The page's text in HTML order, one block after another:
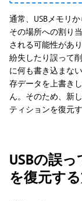
通常、USBメモリ
その場所への割り
される可能性があ
紛失したり誤って
に何も書き込まな
存データを上書き
ん。そのため、新
ティションを復元
USBの誤
を復元す